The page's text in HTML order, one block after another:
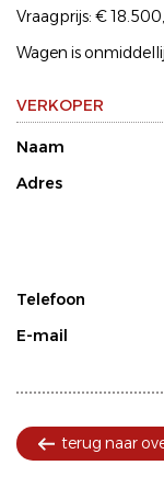
Vraagprijs: €
Wagen is
VERKOPER
Naam
Adres
Telefoon
E-mail
terug naar